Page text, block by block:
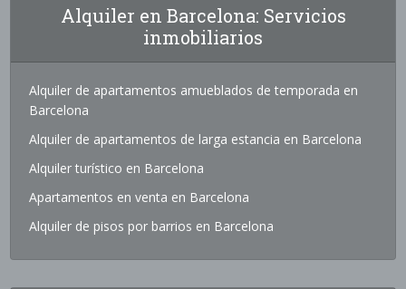
Alquiler en Barcelona: Servicios
inmobiliarios
Alquiler de apartamentos amueblados de temporada en
Barcelona
Alquiler de apartamentos de larga estancia en Barcelona
Alquiler turístico en Barcelona
Apartamentos en venta en Barcelona
Alquiler de pisos por barrios en Barcelona